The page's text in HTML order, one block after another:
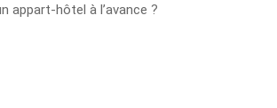
appart-hôtel à l’avance ?